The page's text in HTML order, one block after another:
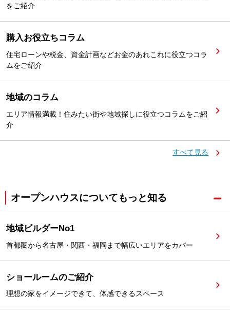
をご紹介
購入お役立ちコラム
住宅ローンや税金、資金計画などお金のあれこれに役立つコラ
ムをご紹介
地域のコラム
エリア情報満載！住みたい街や地域探しに役立つコラムをご紹
介
すべて見る
オープンハウスについてもっと知る
地域ビルダーNo1
首都圏から名古屋・関西・福岡まで幅広いエリアをカバー
ショールームのご紹介
理想の家をイメージできて、体感できるスペース